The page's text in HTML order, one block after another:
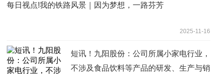
每日视点!我的铁路风景｜因为梦想，一路芬芳
2025-11-16
短讯！九阳股份：公司所属小家电行业，
不涉及食品饮料等产品的研发、生产与销